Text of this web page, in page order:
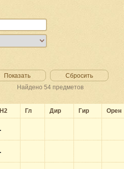
Показать
Сбросить
Найдено 54 предметов
Н2 Гл Дир Гир Орен